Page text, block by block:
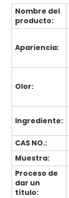
Nombre del
producto:
Apariencia:
Olor:
Ingrediente:
CAS NO.:
Muestra:
Proceso de
dar un
título: